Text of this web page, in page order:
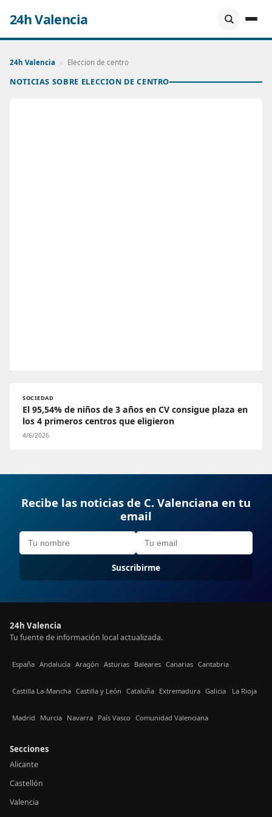
24h Valencia
24h Valencia › Eleccion de centro
NOTICIAS SOBRE ELECCION DE CENTRO
SOCIEDAD
El 95,54% de niños de 3 años en CV consigue plaza en
los 4 primeros centros que eligieron
4/6/2026
Recibe las noticias de C. Valenciana en tu
email
Suscribirme
24h Valencia
Tu fuente de información local actualizada.
España Andalucía Aragón Asturias Baleares Canarias Cantabria
Castilla La-Mancha Castilla y León Cataluña Extremadura Galicia La Rioja
Madrid Murcia Navarra País Vasco Comunidad Valenciana
Secciones
Alicante
Castellón
Valencia